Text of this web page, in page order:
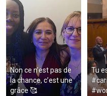
Non ce n’est pas de
la chance, c’est une
grâce 🥰
Tu